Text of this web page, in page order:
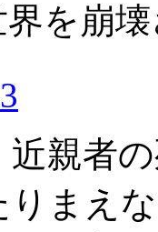
を崩
親者
まえ